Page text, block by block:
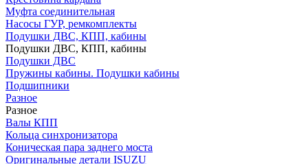
Муфта соединительная
Насосы ГУР, ремкомплекты
Подушки ДВС, КПП, кабины
Подушки ДВС, КПП, кабины
Подушки ДВС
Пружины кабины. Подушки кабины
Подшипники
Разное
Разное
Валы КПП
Кольца синхронизатора
Коническая пара заднего моста
Оригинальные детали ISUZU